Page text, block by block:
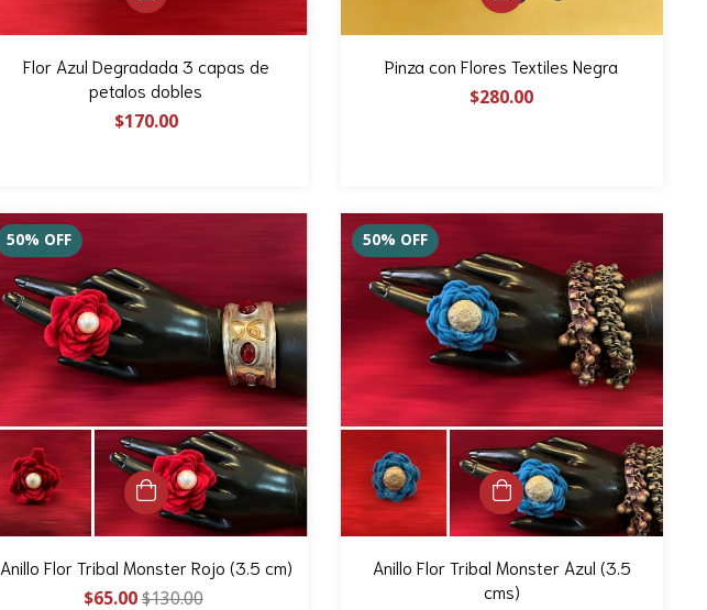
Flor Azul Degradada 3 capas de
petalos dobles
$170.00
Pinza con Flores Textiles Negra
$280.00
50% OFF
Anillo Flor Tribal Monster Rojo (3.5 cm)
$65.00$130.00
50% OFF
Anillo Flor Tribal Monster Azul (3.5
cms)